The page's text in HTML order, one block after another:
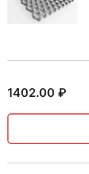
1402.00 ₽